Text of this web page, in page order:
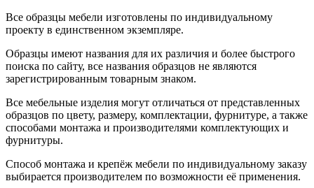
Все образцы мебели изготовлены по индивидуальному
проекту в единственном экземпляре.
Образцы имеют названия для их различия и более быстрого
поиска по сайту, все названия образцов не являются
зарегистрированным товарным знаком.
Все мебельные изделия могут отличаться от представленных
образцов по цвету, размеру, комплектации, фурнитуре, а также
способами монтажа и производителями комплектующих и
фурнитуры.
Способ монтажа и крепёж мебели по индивидуальному заказу
выбирается производителем по возможности её применения.